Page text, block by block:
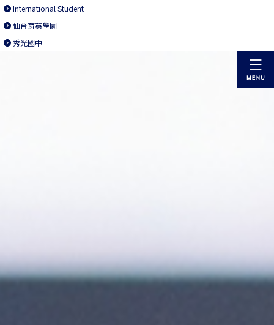
International Student
仙台育英學園
秀光國中